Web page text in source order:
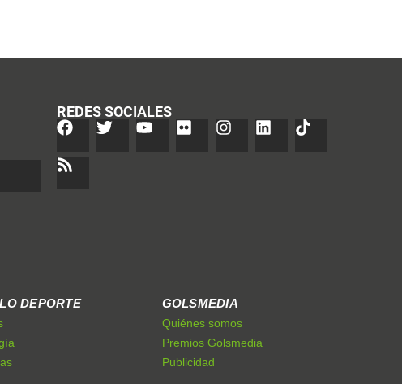
REDES SOCIALES
DEPORTE GOLSMEDIA
Quiénes somos
Premios Golsmedia
Publicidad